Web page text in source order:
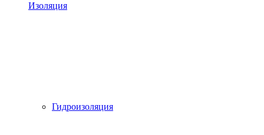
Изоляция
Гидроизоляция